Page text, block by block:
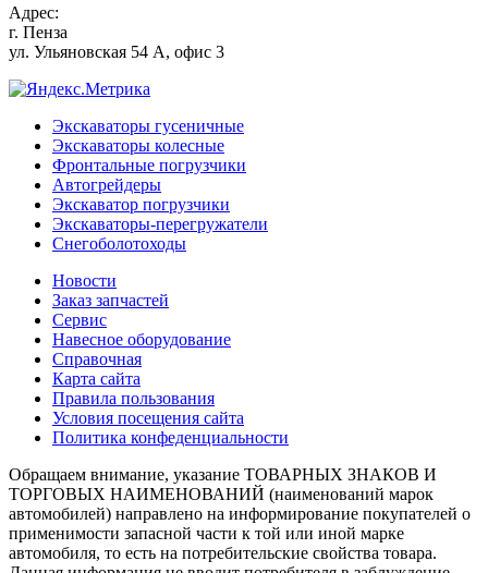
Адрес:
г. Пенза
ул. Ульяновская 54 А, офис 3
Экскаваторы гусеничные
Экскаваторы колесные
Фронтальные погрузчики
Автогрейдеры
Экскаватор погрузчики
Экскаваторы-перегружатели
Снегоболотоходы
Новости
Заказ запчастей
Сервис
Навесное оборудование
Справочная
Карта сайта
Правила пользования
Условия посещения сайта
Политика конфеденциальности
Обращаем внимание, указание ТОВАРНЫХ ЗНАКОВ И
ТОРГОВЫХ НАИМЕНОВАНИЙ (наименований марок
автомобилей) направлено на информирование покупателей о
применимости запасной части к той или иной марке
автомобиля, то есть на потребительские свойства товара.